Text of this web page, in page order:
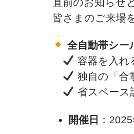
直前のお知らせ
皆さまのご来場
全自動帯シー
容器を入れ
独自の「合
省スペース
開催日 ：